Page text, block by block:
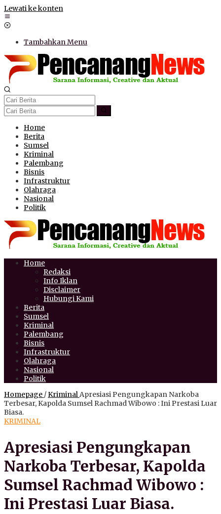
Lewati ke konten
Tambahkan Menu
Home
Berita
Sumsel
Kriminal
Palembang
Bisnis
Infrastruktur
Olahraga
Nasional
Politik
Home
Redaksi
Info Iklan
Disclaimer
Hubungi Kami
Berita
Sumsel
Kriminal
Palembang
Bisnis
Infrastruktur
Olahraga
Nasional
Politik
Homepage /KriminalApresiasi Pengungkapan Narkoba
Terbesar, Kapolda Sumsel Rachmad Wibowo : Ini Prestasi Luar
Biasa.
KRIMINAL
Apresiasi Pengungkapan
Narkoba Terbesar, Kapolda
Sumsel Rachmad Wibowo :
Ini Prestasi Luar Biasa.